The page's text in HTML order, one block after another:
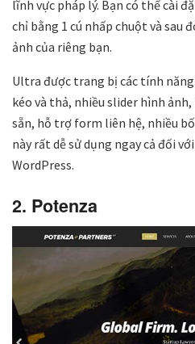
lĩnh vực pháp lý. Bạn có thể cài
chỉ bằng 1 cú nhấp chuột và sau
ảnh của riêng bạn.
Ultra được trang bị các tính
kéo và thả, nhiều slider hình
sẵn, hỗ trợ form liên hệ, nhiều
này rất dễ sử dụng ngay cả đối
WordPress.
2. Potenza